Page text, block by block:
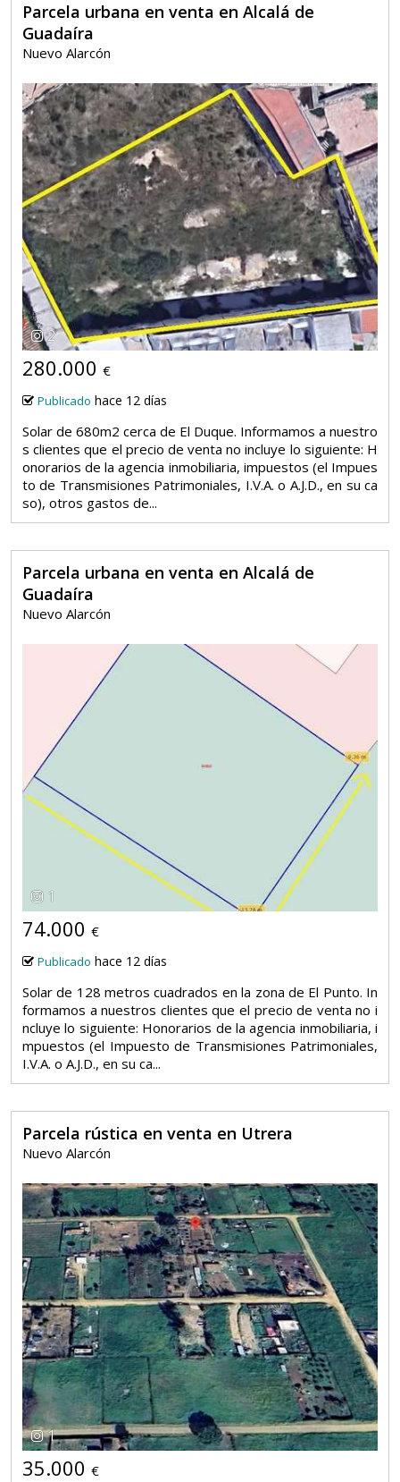
Parcela urbana en venta en Alcalá de
Guadaíra
Nuevo Alarcón
2
280.000 €
Publicado hace 12 días
Solar de 680m2 cerca de El Duque. Informamos a nuestro
s clientes que el precio de venta no incluye lo siguiente: H
onorarios de la agencia inmobiliaria, impuestos (el Impues
to de Transmisiones Patrimoniales, I.V.A. o A.J.D., en su ca
so), otros gastos de...
Parcela urbana en venta en Alcalá de
Guadaíra
Nuevo Alarcón
1
74.000 €
Publicado hace 12 días
Solar de 128 metros cuadrados en la zona de El Punto. In
formamos a nuestros clientes que el precio de venta no i
ncluye lo siguiente: Honorarios de la agencia inmobiliaria, i
mpuestos (el Impuesto de Transmisiones Patrimoniales,
I.V.A. o A.J.D., en su ca...
Parcela rústica en venta en Utrera
Nuevo Alarcón
1
35.000 €